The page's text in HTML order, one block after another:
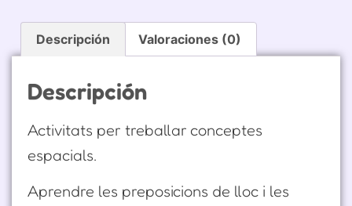
Descripción Valoraciones (0)
Descripción
Activitats per treballar conceptes
espacials.
Aprendre les preposicions de lloc i les